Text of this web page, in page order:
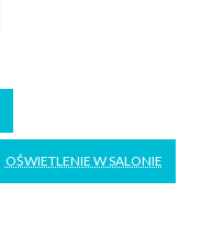
OŚWIETLENIE W SALONIE